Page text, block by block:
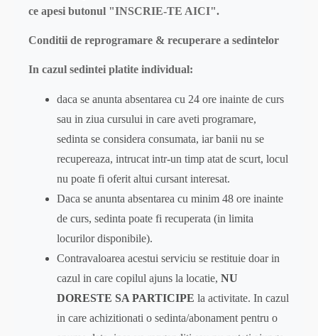
ce apesi butonul "INSCRIE-TE AICI".
Conditii de reprogramare & recuperare a sedintelor
In cazul sedintei platite individual:
daca se anunta absentarea cu 24 ore inainte de curs
sau in ziua cursului in care aveti programare,
sedinta se considera consumata, iar banii nu se
recupereaza, intrucat intr-un timp atat de scurt, locul
nu poate fi oferit altui cursant interesat.
Daca se anunta absentarea cu minim 48 ore inainte
de curs, sedinta poate fi recuperata (in limita
locurilor disponibile).
Contravaloarea acestui serviciu se restituie doar in
cazul in care copilul ajuns la locatie, NU
DORESTE SA PARTICIPE la activitate. In cazul
in care achizitionati o sedinta/abonament pentru o